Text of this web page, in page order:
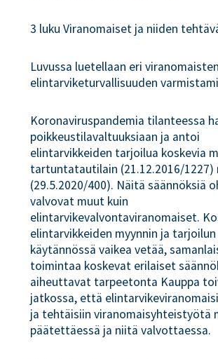
3 luku Viranomaiset ja niiden
Luvussa luetellaan eri
elintarviketurvallisuuden
Koronaviruspandemia tilanteessa
poikkeustilavaltuuksiaan ja antoi
elintarvikkeiden tarjoilua koskevia
tartuntatautilain (21.12.2016/1227)
(29.5.2020/400). Näitä säännöksiä
valvovat muut kuin
elintarvikevalvontaviranomaiset.
elintarvikkeiden myynnin ja
käytännössä vaikea vetää,
toimintaa koskevat erilaiset
aiheuttavat tarpeetonta Kauppa
jatkossa, että
ja tehtäisiin viranomaisyhteistyötä
päätettäessä ja niitä valvottaessa.